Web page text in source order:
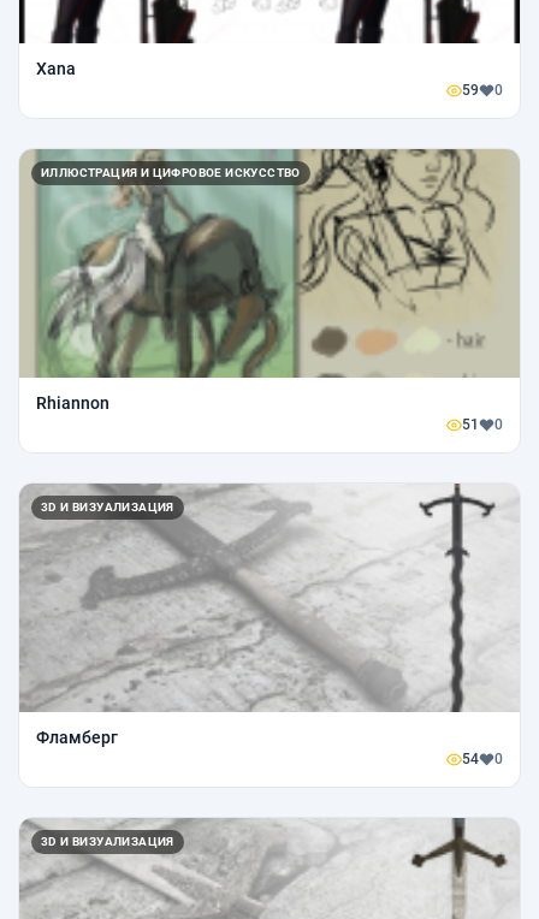
Xana
59 0
ИЛЛЮСТРАЦИЯ И ЦИФРОВОЕ ИСКУССТВО
Rhiannon
51 0
3D И ВИЗУАЛИЗАЦИЯ
Фламберг
54 0
3D И ВИЗУАЛИЗАЦИЯ